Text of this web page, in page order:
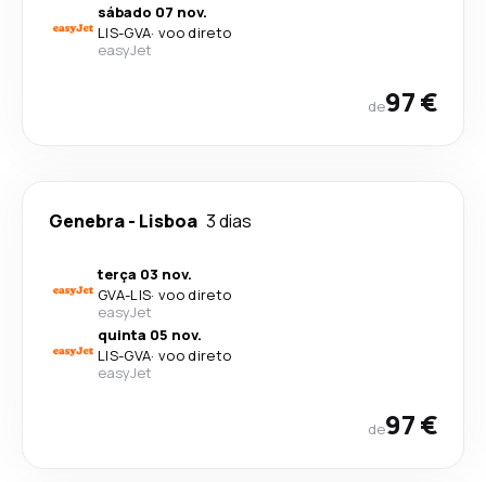
sábado 07 nov.
LIS-GVA· voo direto
easyJet
de97 €
Genebra- Lisboa 3 dias
terça 03 nov.
GVA-LIS· voo direto
easyJet
quinta 05 nov.
LIS-GVA· voo direto
easyJet
de97 €